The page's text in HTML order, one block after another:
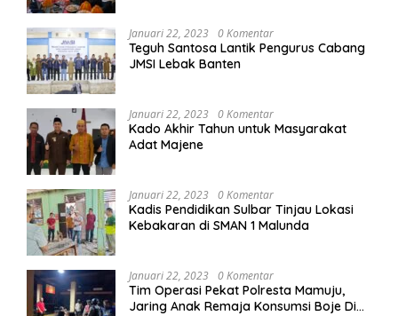
Januari 22, 2023 0 Komentar
Teguh Santosa Lantik Pengurus Cabang
JMSI Lebak Banten
Januari 22, 2023 0 Komentar
Kado Akhir Tahun untuk Masyarakat
Adat Majene
Januari 22, 2023 0 Komentar
Kadis Pendidikan Sulbar Tinjau Lokasi
Kebakaran di SMAN 1 Malunda
Januari 22, 2023 0 Komentar
Tim Operasi Pekat Polresta Mamuju,
Jaring Anak Remaja Konsumsi Boje Di